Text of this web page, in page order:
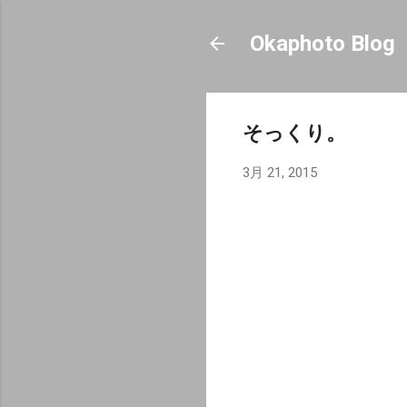
Okaphoto Blog
そっくり。
3月 21, 2015